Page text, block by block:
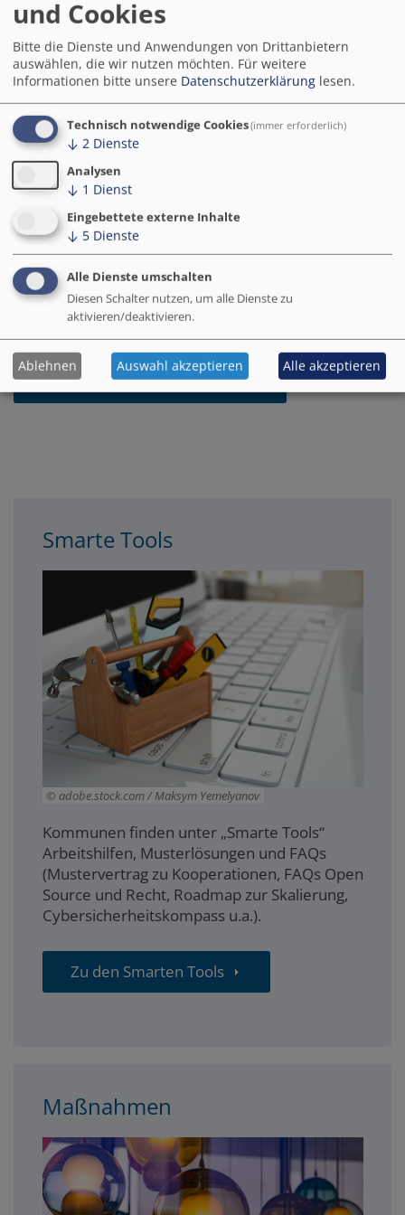
Lösungen geben einen Überblick über wirkungsvolle
Anwendungen und Produkte für die digitale
Transformation von Kommunen. Basierend auf einer
systematischen Analyse präsentieren die Steckbriefe
wichtige Erfolgsfaktoren und wesentliche Schritte in
der Entwicklung und Umsetzung.
In der Maßnahmen-Datenbank
hinaus weitere Informationen zu sämtlichen der über
(MPSC) recherchieren.
Ausgewählte Software- oder andere technische
Lösungen, u.a. entwicklet von den Modellprojekten
Smart Cities, finden Sie ebenfalls auf dem
Marktplatz „Deutschland.Digital“
Zu den Smart City Lösungen
Smarte Tools
adobe.stock.com / Maksym Yemelyanov
Kommunen finden unter „Smarte Tools“
Arbeitshilfen, Musterlösungen und FAQs
(Mustervertrag zu Kooperationen, FAQs Open
Source und Recht, Roadmap zur Skalierung,
Cybersicherheitskompass u.a.).
Zu den Smarten Tools
Maßnahmen
und Cookies
Bitte die Dienste und Anwendungen von Drittanbietern
auswählen, die wir nutzen möchten. Für weitere
Informationen bitte unsere Datenschutzerklärung lesen.
Technisch notwendige Cookies(immer erforderlich)
↓ 2 Dienste
Analysen
↓ 1 Dienst
Eingebettete externe Inhalte
↓ 5 Dienste
Alle Dienste umschalten
Diesen Schalter nutzen, um alle Dienste zu
aktivieren/deaktivieren.
Ablehnen Auswahl akzeptieren Alle akzeptieren